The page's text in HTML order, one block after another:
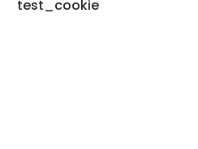
test_cookie